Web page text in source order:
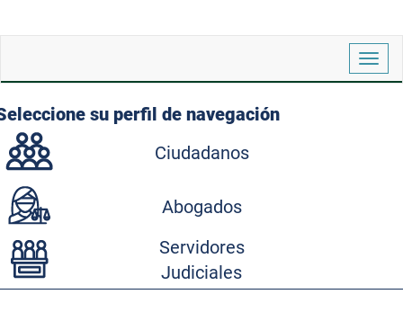
su perfil de navegación
Ciudadanos
Abogados
Servidores
Judiciales